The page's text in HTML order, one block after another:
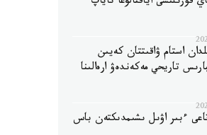
70 جىلدان استام ۋاقىتتان كەيىن
تاريحي مەكەندەۋ ارەالىنا
ءبىر اۋىل ىشىمدىكتەن باس